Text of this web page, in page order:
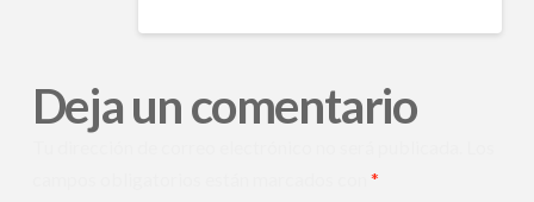
Deja un comentario
*